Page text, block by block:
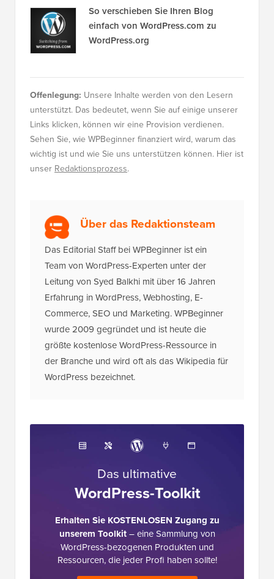
So verschieben Sie Ihren Blog
einfach von WordPress.com zu
WordPress.org
Offenlegung: Unsere Inhalte werden von den Lesern
unterstützt. Das bedeutet, wenn Sie auf einige unserer
Links klicken, können wir eine Provision verdienen.
Sehen Sie, wie WPBeginner finanziert wird, warum das
wichtig ist und wie Sie uns unterstützen können. Hier ist
unser Redaktionsprozess.
Über das Redaktionsteam
Das Editorial Staff bei WPBeginner ist ein
Team von WordPress-Experten unter der
Leitung von Syed Balkhi mit über 16 Jahren
Erfahrung in WordPress, Webhosting, E-
Commerce, SEO und Marketing. WPBeginner
wurde 2009 gegründet und ist heute die
größte kostenlose WordPress-Ressource in
der Branche und wird oft als das Wikipedia für
WordPress bezeichnet.
Das ultimative
WordPress-Toolkit
Erhalten Sie KOSTENLOSEN Zugang zu
unserem Toolkit– eine Sammlung von
WordPress-bezogenen Produkten und
Ressourcen, die jeder Profi haben sollte!